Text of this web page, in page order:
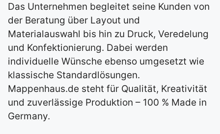
Das Unternehmen begleitet seine Kunden von
der Beratung über Layout und
Materialauswahl bis hin zu Druck, Veredelung
und Konfektionierung. Dabei werden
individuelle Wünsche ebenso umgesetzt wie
klassische Standardlösungen.
Mappenhaus.de steht für Qualität, Kreativität
und zuverlässige Produktion – 100 % Made in
Germany.